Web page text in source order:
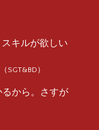
キルが欲しい
）
から。さすが